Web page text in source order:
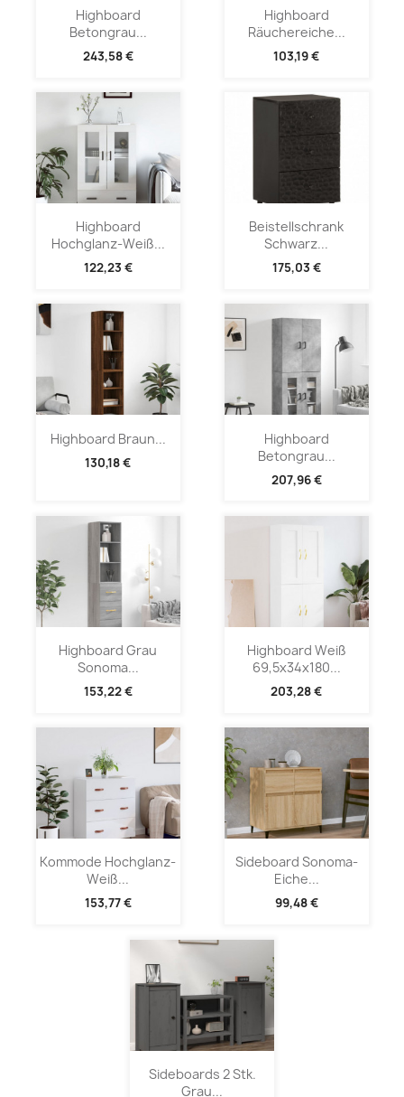
Highboard
Betongrau...
243,58 €
Highboard
Räuchereiche...
103,19 €
Highboard
Hochglanz-Weiß...
122,23 €
Beistellschrank
Schwarz...
175,03 €
Highboard Braun...
130,18 €
Highboard
Betongrau...
207,96 €
Highboard Grau
Sonoma...
153,22 €
Highboard Weiß
69,5x34x180...
203,28 €
Kommode Hochglanz-
Weiß...
153,77 €
Sideboard Sonoma-
Eiche...
99,48 €
Sideboards 2 Stk.
Grau...